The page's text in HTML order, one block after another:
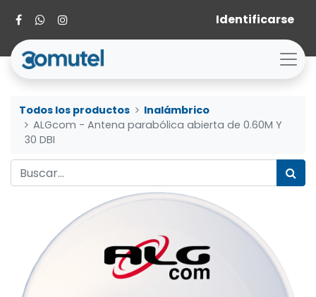
Identificarse
Todos los productos
Inalámbrico
ALGcom - Antena parabólica abierta de 0.60M Y
30 DBI